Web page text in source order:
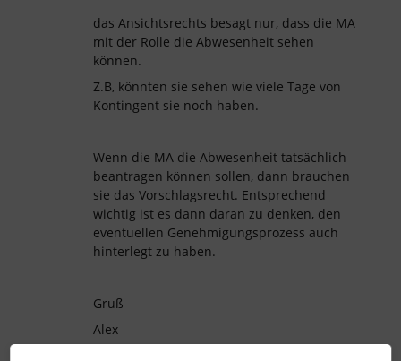
das Ansichtsrechts besagt nur, dass die MA
mit der Rolle die Abwesenheit sehen
können.
Z.B, könnten sie sehen wie viele Tage von
Kontingent sie noch haben.
Wenn die MA die Abwesenheit tatsächlich
beantragen können sollen, dann brauchen
sie das Vorschlagsrecht. Entsprechend
wichtig ist es dann daran zu denken, den
eventuellen Genehmigungsprozess auch
hinterlegt zu haben.
Gruß
Alex